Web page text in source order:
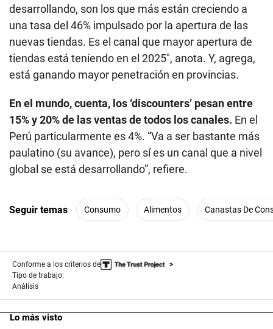
desarrollando, son los que más están creciendo a
una tasa del 46% impulsado por la apertura de las
nuevas tiendas. Es el canal que mayor apertura de
tiendas está teniendo en el 2025″, anota. Y, agrega,
está ganando mayor penetración en provincias.
En el mundo, cuenta, los ‘discounters’ pesan entre
15% y 20% de las ventas de todos los canales. En el
Perú particularmente es 4%. “Va a ser bastante más
paulatino (su avance), pero sí es un canal que a nivel
global se está desarrollando”, refiere.
Seguir temas Consumo Alimentos Canastas De
Conforme a los criterios de
Tipo de trabajo:
Análisis
Lo más visto